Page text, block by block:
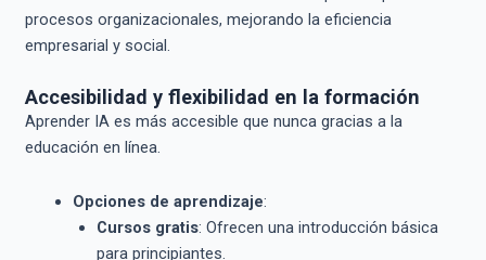
procesos organizacionales, mejorando la eficiencia
empresarial y social.
Accesibilidad y flexibilidad en la formación
Aprender IA es más accesible que nunca gracias a la
educación en línea.
Opciones de aprendizaje:
Cursos gratis: Ofrecen una introducción básica
para principiantes.